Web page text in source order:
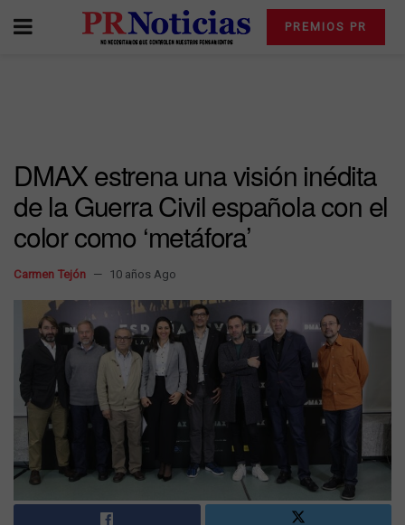
PREMIOS PR
DMAX estrena una visión inédita
de la Guerra Civil española con el
color como ‘metáfora’
Carmen Tejón 10 años Ago